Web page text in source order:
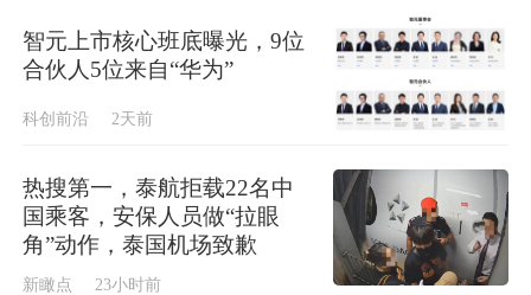
在蛋白质设施现场，一台名为D2Pi-2.0的自动
化装置格外引人注目。这是全球首台基于D2P
无细胞蛋白质合成技术的高通量体外蛋白合成
智能制造装置，实现了100%自主知识产权的突
破。
“不再需要活细胞，只需在试管中加入原料和
智元上市核心班底曝光，9位
合伙人5位来自“华为”
科创前沿 2天前
热搜第一，泰航拒载22名中
国乘客，安保人员做“拉眼
角”动作，泰国机场致歉
新瞰点 23小时前